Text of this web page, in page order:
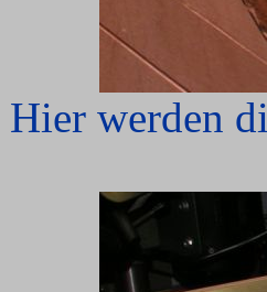
Hier werden